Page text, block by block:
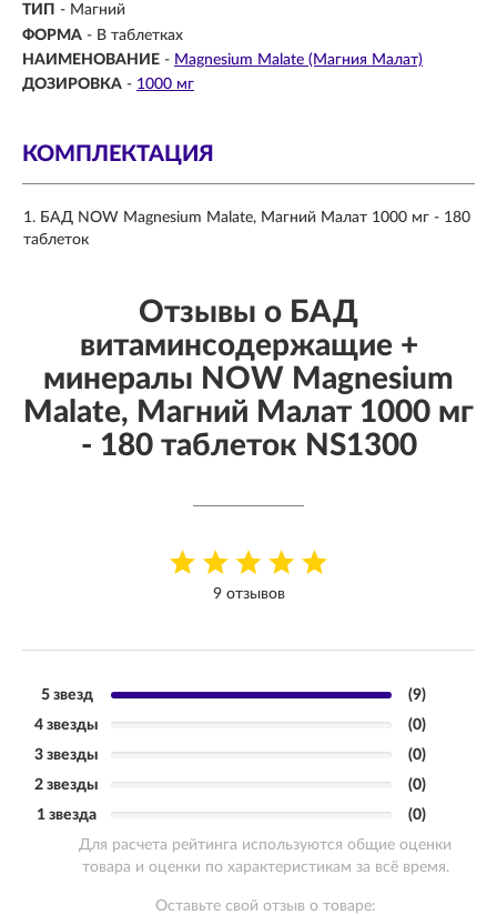
ТИП - Магний
ФОРМА - В таблетках
НАИМЕНОВАНИЕ - Magnesium Malate (Магния Малат)
ДОЗИРОВКА - 1000 мг
КОМПЛЕКТАЦИЯ
БАД NOW Magnesium Malate, Магний Малат 1000 мг - 180
таблеток
Отзывы о БАД
витаминсодержащие +
минералы NOW Magnesium
Malate, Магний Малат 1000 мг
- 180 таблеток NS1300
9 отзывов
5 звезд
(9)
4 звезды
(0)
3 звезды
(0)
2 звезды
(0)
1 звезда
(0)
Для расчета рейтинга используются общие оценки
товара и оценки по характеристикам за всё время.
Оставьте свой отзыв о товаре: